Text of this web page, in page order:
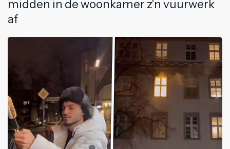
midden in de woonkamer z'n vuurwerk
af